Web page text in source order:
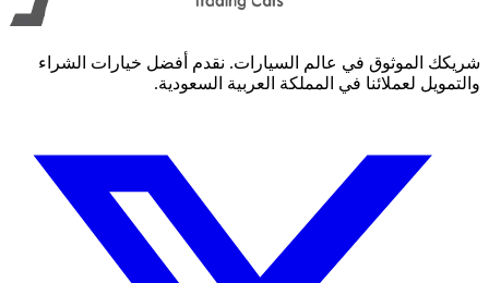
الموثوق في عالم السيارات. نقدم أفضل خيارات الشراء
لعملائنا في المملكة العربية السعودية.